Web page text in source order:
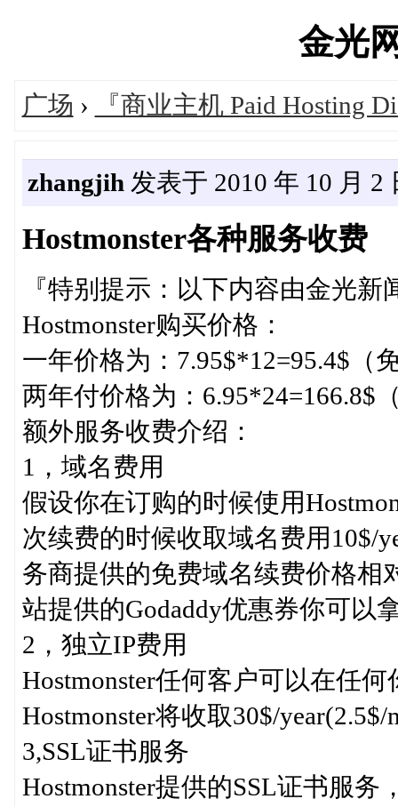
金光
广场 › 『商业主机 Paid Hosting
zhangjih 发表于 2010 年 10 月 2
Hostmonster各种服务收费
『特别提示：以下内容由金光
Hostmonster购买价格：
一年价格为：7.95$*12=95.4$（
两年付价格为：6.95*24=166.8$
额外服务收费介绍：
1，域名费用
假设你在订购的时候使用
次续费的时候收取域名费用10$/
务商提供的免费域名续费价格相
站提供的Godaddy优惠券你可以
2，独立IP费用
Hostmonster任何客户可以在任
Hostmonster将收取30$/year(2.5$/
3,SSL证书服务
Hostmonster提供的SSL证书服务